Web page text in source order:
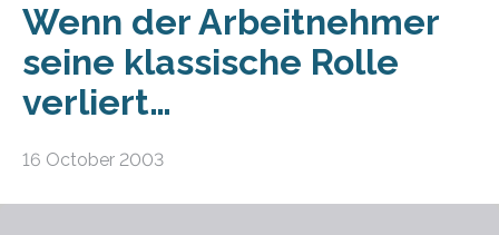
Wenn der Arbeitnehmer
seine klassische Rolle
verliert…
16 October 2003